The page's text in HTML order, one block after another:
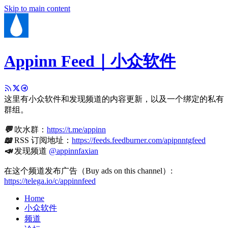
Skip to main content
Appinn Feed｜小众软件
这里有小众软件和发现频道的内容更新，以及一个绑定的私有
群组。
💬吹水群： https://t.me/appinn
📖RSS 订阅地址： https://feeds.feedburner.com/apipnntgfeed
📣发现频道 @appinnfaxian
在这个频道发布广告（Buy ads on this channel）:
https://telega.io/c/appinnfeed
Home
小众软件
频道